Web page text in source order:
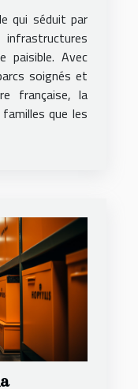
qui séduit par
paisible. Avec
soignés et
française, la
que les